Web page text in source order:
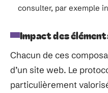
consulter, par exemple
Impact des
Chacun de ces
d’un site web. Le
particulièrement